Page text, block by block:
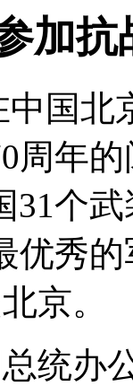
加抗
国北
周年
31个
优秀
京。
统办